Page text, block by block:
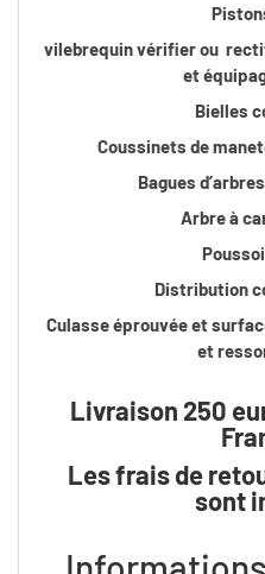
vilebrequin vérifier ou
et
Bielles
Coussinets de
Bagues
Arbre à
Distribution
Culasse éprouvée et
et
Livraison 250
Les frais de
sont